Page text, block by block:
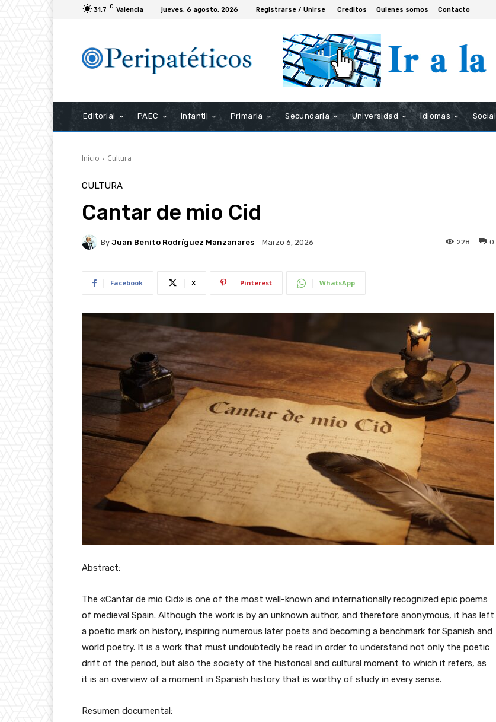
31.7 C Valencia jueves, 6 agosto, 2026 Registrarse / Unirse Creditos Quienes somos Contacto
Editorial PAEC Infantil Primaria Secundaria Universidad Idiomas Social
Inicio Cultura
CULTURA
Cantar de mio Cid
By Juan Benito Rodríguez Manzanares Marzo 6, 2026 0
228
Facebook X Pinterest WhatsApp
Abstract:
The «Cantar de mio Cid» is one of the most well-known and internationally recognized epic poems
of medieval Spain. Although the work is by an unknown author, and therefore anonymous, it has left
a poetic mark on history, inspiring numerous later poets and becoming a benchmark for Spanish and
world poetry. It is a work that must undoubtedly be read in order to understand not only the poetic
drift of the period, but also the society of the historical and cultural moment to which it refers, as
it is an overview of a moment in Spanish history that is worthy of study in every sense.
Resumen documental: